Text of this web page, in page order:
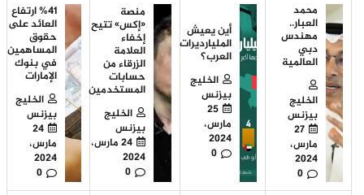
محمد
العبار..
مهندس
دبي
العالمية
الخليج
بيزنس
27
مارس،
2024
0
أين يعيش
المليارديرات
العرب؟
الخليج
بيزنس
25
مارس،
2024
0
منصة
«إكس» تتيح
إخفاء
العلامة
الزرقاء من
حسابات
المستخدمين
الخليج
بيزنس
24 مارس،
2024
0
%41 ارتفاع
العائد على
حقوق
المساهمين
في بنوك
الإمارات
الخليج
بيزنس
24
مارس،
2024
0